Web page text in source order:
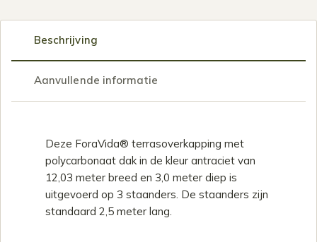
Beschrijving
Aanvullende informatie
Productomschrijving
Deze ForaVida® terrasoverkapping met
polycarbonaat dak in de kleur antraciet van
12,03 meter breed en 3,0 meter diep is
uitgevoerd op 3 staanders. De staanders zijn
standaard 2,5 meter lang.